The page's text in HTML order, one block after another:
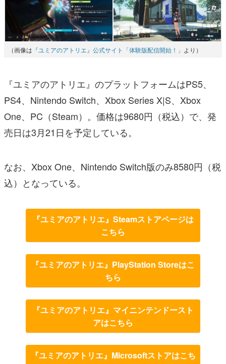
（画像は 『ユミアのアトリエ』公式サイト「体験版配信開始！」 より）
『ユミアのアトリエ』のプラットフォームはPS5、
PS4、Nintendo Switch、Xbox Series X|S、Xbox
One、PC（Steam）。価格は9680円（税込）で、発
売日は3月21日を予定している。
なお、Xbox One、Nintendo Switch版のみ8580円（税
込）となっている。
『ユミアのアトリエ』Steamストアページは
こちら
『ユミアのアトリエ』PlayStation Storeはこ
ちら
『ユミアのアトリエ』マイニンテンドースト
アはこちら
『ユミアのアトリエ』Microsoftストアはこち